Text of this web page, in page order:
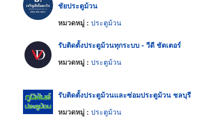
ชัยประตูม้วน
หมวดหมู่ : ประตูม้วน
รับติดตั้งประตูม้วนทุกระบบ - วีดี ชัตเตอร์
หมวดหมู่ : ประตูม้วน
รับติดตั้งประตูม้วนและซ่อมประตูม้วน ชลบุรี
หมวดหมู่ : ประตูม้วน